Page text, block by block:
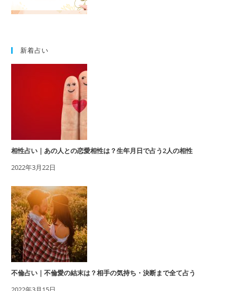
新着占い
相性占い｜あの人との恋愛相性は？生年月日で占う2人の相性
2022年3月22日
不倫占い｜不倫愛の結末は？相手の気持ち・決断まで全て占う